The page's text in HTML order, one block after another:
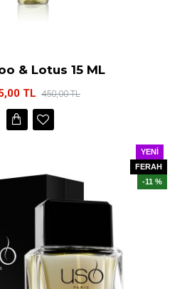
& Lotus 15 ML
TL 450,00 TL
YENI
FERAH
-11 %